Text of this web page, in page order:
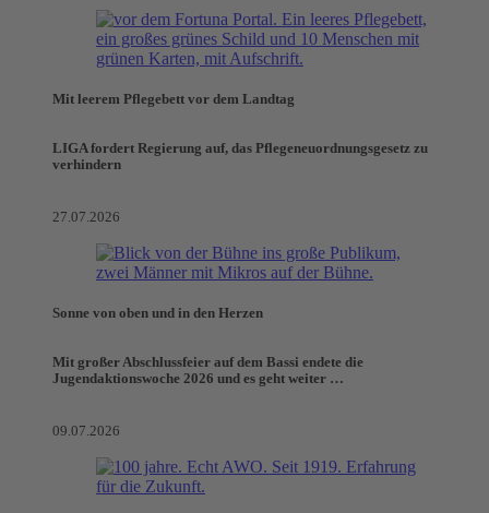
Mit leerem Pflegebett vor dem Landtag
LIGA fordert Regierung auf, das Pflegeneuordnungsgesetz zu
verhindern
27.07.2026
Sonne von oben und in den Herzen
Mit großer Abschlussfeier auf dem Bassi endete die
Jugendaktionswoche 2026 und es geht weiter …
09.07.2026